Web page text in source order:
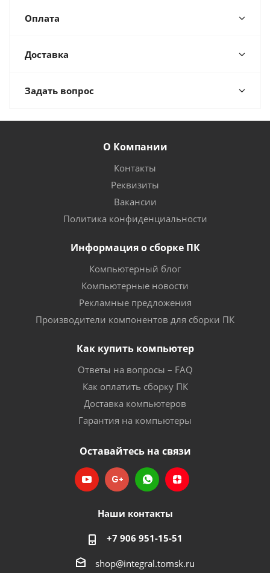
Оплата
Доставка
Задать вопрос
О Компании
Контакты
Реквизиты
Вакансии
Политика конфиденциальности
Информация о сборке ПК
Компьютерный блог
Компьютерные новости
Рекламные предложения
Производители компонентов для сборки ПК
Как купить компьютер
Ответы на вопросы – FAQ
Как оплатить сборку ПК
Доставка компьютеров
Гарантия на компьютеры
Оставайтесь на связи
Наши контакты
+7 906 951-15-51
shop@integral.tomsk.ru